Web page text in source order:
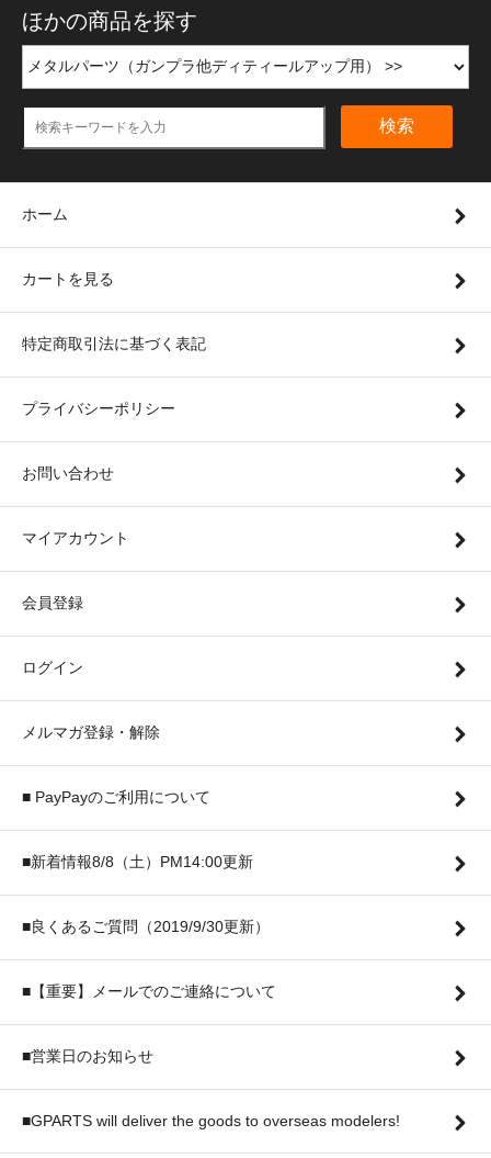
ほかの商品を探す
検索
ホーム
カートを見る
特定商取引法に基づく表記
プライバシーポリシー
お問い合わせ
マイアカウント
会員登録
ログイン
メルマガ登録・解除
■ PayPayのご利用について
■新着情報8/8（土）PM14:00更新
■良くあるご質問（2019/9/30更新）
■【重要】メールでのご連絡について
■営業日のお知らせ
■GPARTS will deliver the goods to overseas modelers!